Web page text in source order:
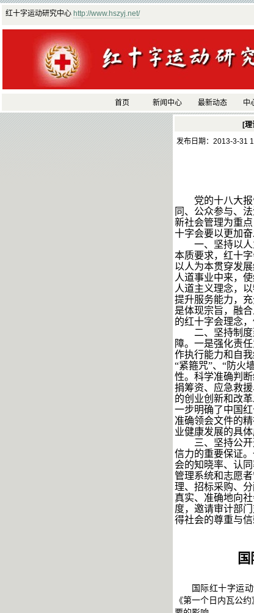
红十字运动研究中心 http://www.hszyj.net/
首页 新闻中心 最新动态 中
[理
发布日期：2013-3-31
党的十八大
同、公众参与、
新社会管理为重
十字会要以更加
一、坚持以
本质要求，红十
以人为本贯穿发
人道事业中来，
人道主义理念，
提升服务能力，
是体现宗旨，融
的红十字会理念
二、坚持制
障。一是强化责
作执行能力和自
“紧箍咒”、“防火
性。科学准确判
捐筹资、应急救
的创业创新和改
一步明确了中国
准确领会文件的
业健康发展的具
三、坚持公
信力的重要保证
会的知晓率、认
管理系统和志愿
理、招标采购、
真实、准确地向
度，邀请审计部
得社会的尊重与信
（作者系
国际红十字运
《第一个日内瓦公